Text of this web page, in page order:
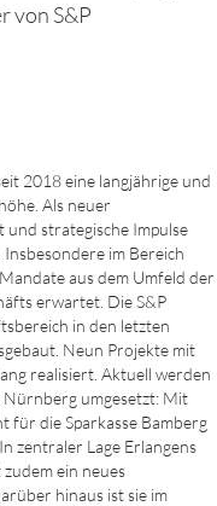
von S&P
2018 eine langjährige und
Als neuer
und strategische Impulse
im Bereich
aus dem Umfeld der
erwartet. Die S&P
in den letzten
Neun Projekte mit
realisiert. Aktuell werden
umgesetzt: Mit
für die Sparkasse Bamberg
zentraler Lage Erlangens
ein neues
hinaus ist sie im